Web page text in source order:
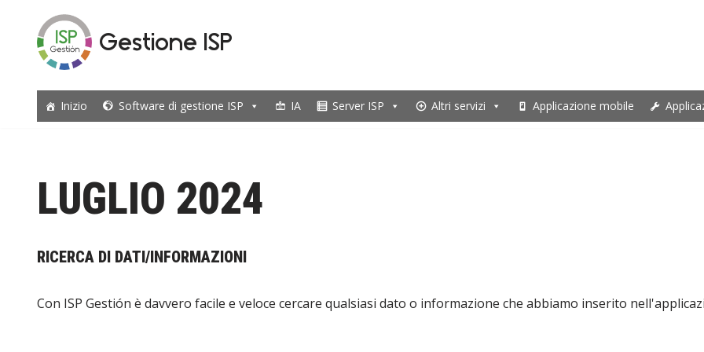
contenuto
Gestione ISP
Inizio Software di gestione ISP IA Server ISP Altri servizi Applicazione mobile
LUGLIO 2024
RICERCA DI DATI/INFORMAZIONI
Con ISP Gestión è davvero facile e veloce cercare qualsiasi dato o informazione che abbiamo inserito